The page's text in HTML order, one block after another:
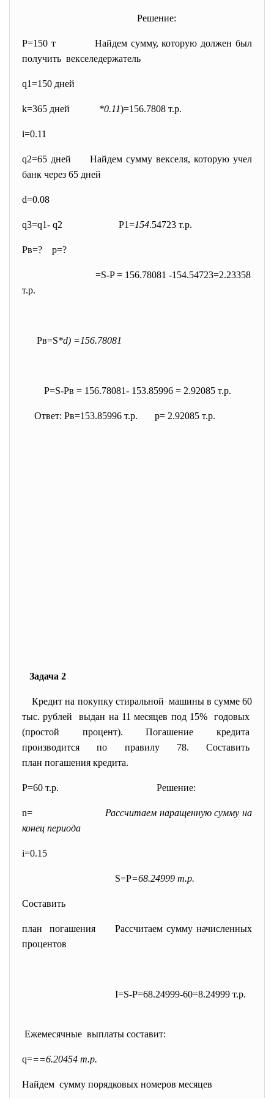
Решение:
P=150 т Найдем сумму, которую должен был
получить векселедержатель
q1=150 дней
k=365 дней *0.11)=156.7808 т.р.
i=0.11
q2=65 дней Найдем сумму векселя, которую учел
банк через 65 дней
d=0.08
q3=q1- q2 P1=154.54723 т.р.
Pв=? p=?
=S-P = 156.78081 -154.54723=2.23358
т.р.
Pв=S*d) =156.78081
P=S-Pв = 156.78081- 153.85996 = 2.92085 т.р.
Ответ: Pв=153.85996 т.р. p= 2.92085 т.р.
Задача 2
Кредит на покупку стиральной машины в сумме 60
тыс. рублей выдан на 11 месяцев под 15% годовых
(простой процент). Погашение кредита
производится по правилу 78. Составить
план погашения кредита.
P=60 т.р. Решение:
n= Рассчитаем наращенную сумму на
конец периода
i=0.15
S=P=68.24999 т.р.
Составить
план погашения Рассчитаем сумму начисленных
процентов
I=S-P=68.24999-60=8.24999 т.р.
Ежемесячные выплаты составит:
q===6.20454 т.р.
Найдем сумму порядковых номеров месяцев